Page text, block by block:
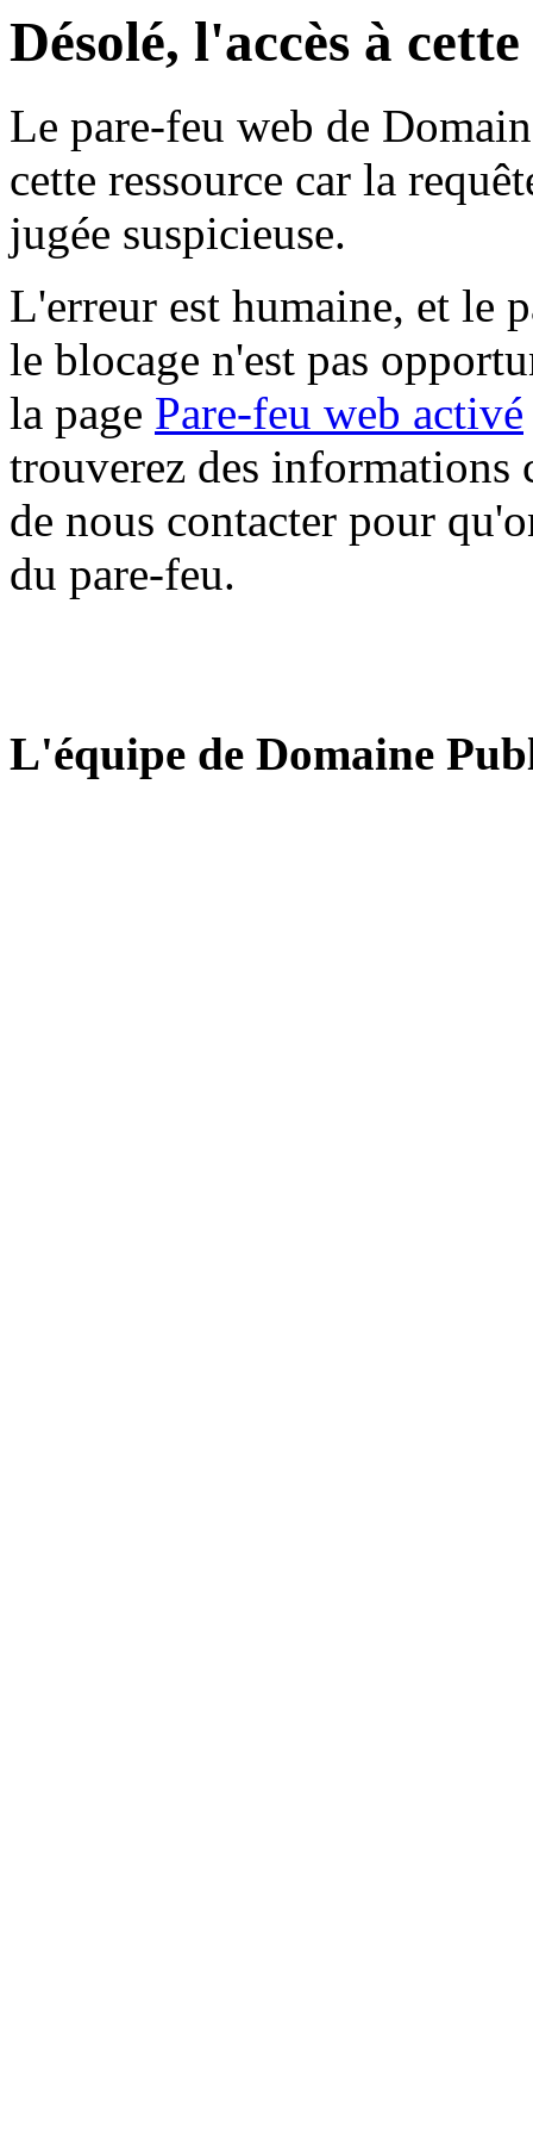
Désolé, l'accès à
Le pare-feu web de
cette ressource car la
jugée suspicieuse.
L'erreur est humaine, et le
le blocage n'est pas
la page Pare-feu web activé
trouverez des informations
de nous contacter pour
du pare-feu.
L'équipe de Domaine